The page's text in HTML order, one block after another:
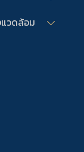
วดล้อม